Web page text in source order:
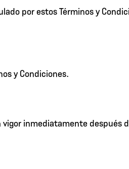
por estos Términos y
y Condiciones.
inmediatamente después